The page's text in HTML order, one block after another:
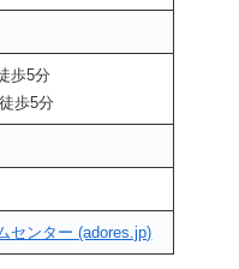
歩5分
歩5分
センター (adores.jp)